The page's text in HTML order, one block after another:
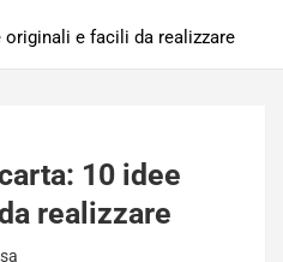
e facili da realizzare
10 idee
realizzare